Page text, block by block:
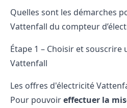
Quelles sont les démarches
Vattenfall du compteur
Étape 1 – Choisir et souscrire
Vattenfall
Les offres d'électricité
Pour pouvoireffectuer la